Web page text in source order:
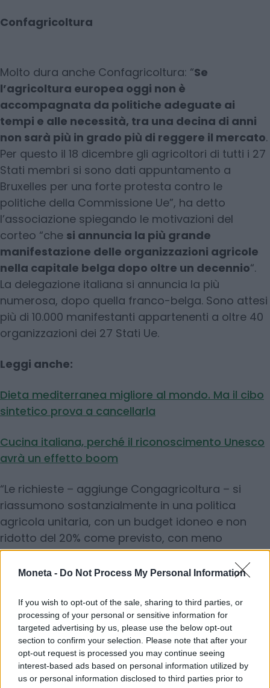
Moneta - Do Not Process My Personal Information
If you wish to opt-out of the sale, sharing to third parties, or
processing of your personal or sensitive information for
targeted advertising by us, please use the below opt-out
section to confirm your selection. Please note that after your
opt-out request is processed you may continue seeing
interest-based ads based on personal information utilized by
us or personal information disclosed to third parties prior to
Confagricoltura
Molto dura anche Confagricoltura: “Se
l’agricoltura europea oggi non è
accompagnata da politiche adeguate ai
tempi e alle necessità, tra una decina di anni
non sarà più in grado più di reggere il mercato.
Per questo il 18 dicembre gli agricoltori di tutti i 27
Stati membri si sono dati appuntamento a
Bruxelles per una forte protesta contro le
politiche della Commissione Ue”, ha detto
l’associazione spiegando le motivazioni del
corteo “che si annuncia la più grande
manifestazione delle organizzazioni agricole
nella capitale belga dopo oltre un decennio“.
La delegazione italiana si annuncia la più
numerosa, dopo quella franco-belga. Sono attesi
più di 10.000 manifestanti appartenenti a oltre 40
organizzazioni dei 27 Stati Ue.
Leggi anche:
Dieta mediterranea migliore al mondo. Ma il cibo
sintetico prova a cancellarla
Cucina italiana, perché il riconoscimento Unesco
avrà un effetto boom
“Le richieste – aggiunge Congagricoltura – si
riassumono sostanzialmente in una politica
agricola unitaria, con un budget idoneo e non
ridotto del 20% come previsto, con meno
burocrazia e una visione di crescita”. “Se la Ue
disinveste sull’agricolturail rischio è di
mondiali, sono insufficienti le risorse per la
prossima Pac, inefficaci le tutele del mercato Ue
rispetto alla concorrenza dei prodotti che
arrivano dai Paesi extra europei, e le misure
annunciate per il settore primario non mettono al
centro i temi della produttività, della competitività